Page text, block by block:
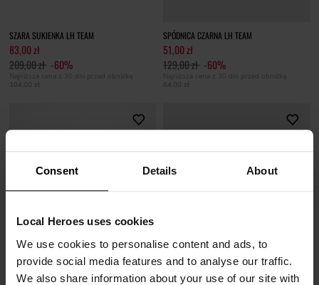
Consent Details About
Local Heroes uses cookies
We use cookies to personalise content and ads, to
provide social media features and to analyse our traffic.
We also share information about your use of our site with
SZARA SUKIENKA LH TEAM
83,00 zł
209,00 zł -60%
Najniższa cena z 30 dni przed obniżką
104,00 zł
SPÓDNICA CZARNA LH TEAM
51,00 zł
129,00 zł -60%
Najniższa cena z 30 dni przed obniżką
64,00 zł